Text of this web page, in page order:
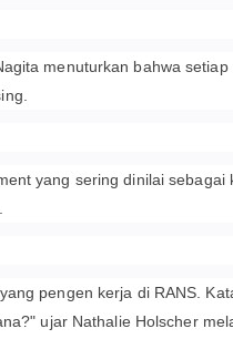
menuturkan bahwa
yang sering dinilai
pengen kerja di RANS.
ujar Nathalie Holscher